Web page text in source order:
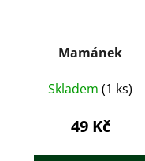
Mamánek
Skladem (1 ks)
49 Kč